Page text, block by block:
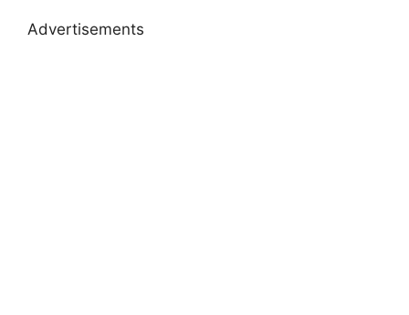
Advertisements